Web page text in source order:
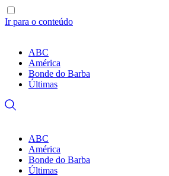
Ir para o conteúdo
ABC
América
Bonde do Barba
Últimas
ABC
América
Bonde do Barba
Últimas